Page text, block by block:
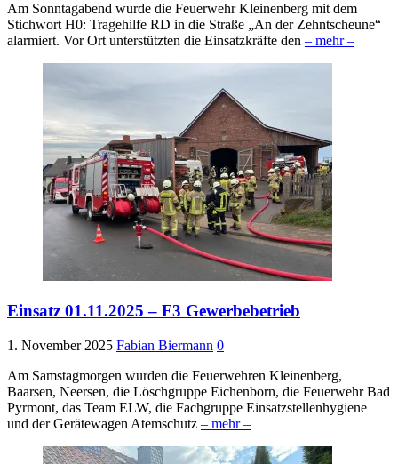
Am Sonntagabend wurde die Feuerwehr Kleinenberg mit dem
Stichwort H0: Tragehilfe RD in die Straße „An der Zehntscheune“
alarmiert. Vor Ort unterstützten die Einsatzkräfte den – mehr –
Einsatz 01.11.2025 – F3 Gewerbebetrieb
1. November 2025 Fabian Biermann 0
Am Samstagmorgen wurden die Feuerwehren Kleinenberg,
Baarsen, Neersen, die Löschgruppe Eichenborn, die Feuerwehr Bad
Pyrmont, das Team ELW, die Fachgruppe Einsatzstellenhygiene
und der Gerätewagen Atemschutz – mehr –